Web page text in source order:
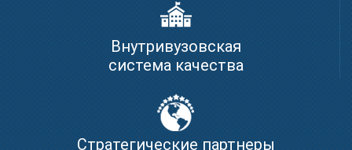
Внутривузовская
система качества
Стратегические партнеры